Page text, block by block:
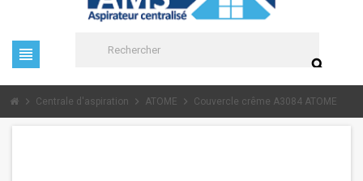
view_headline
search
chevron_right Centrale d'aspiration chevron_right ATOME chevron_right Couvercle crême A3084 ATOME